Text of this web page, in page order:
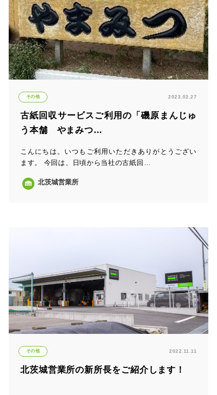
その他 2023.02.27
古紙回収サービスご利用の「磯原まんじゅ
う本舗 やまみつ…
こんにちは。いつもご利用いただきありがとうござい
ます。 今回は、日頃から当社の古紙回…
北茨城営業所
その他 2022.11.11
北茨城営業所の新所長をご紹介します！